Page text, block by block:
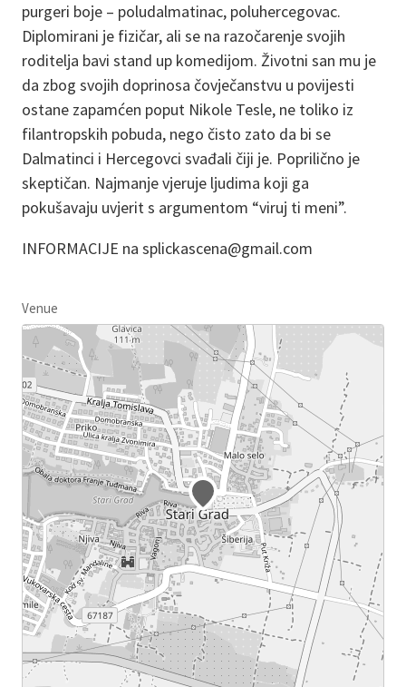
purgeri boje – poludalmatinac, poluhercegovac.
Diplomirani je fizičar, ali se na razočarenje svojih
roditelja bavi stand up komedijom. Životni san mu je
da zbog svojih doprinosa čovječanstvu u povijesti
ostane zapamćen poput Nikole Tesle, ne toliko iz
filantropskih pobuda, nego čisto zato da bi se
Dalmatinci i Hercegovci svađali čiji je. Poprilično je
skeptičan. Najmanje vjeruje ljudima koji ga
pokušavaju uvjerit s argumentom “viruj ti meni”.
INFORMACIJE na splickascena@gmail.com
Venue